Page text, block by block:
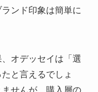
ンド印象は簡単に
オデッセイは「選
と言えるでしょ